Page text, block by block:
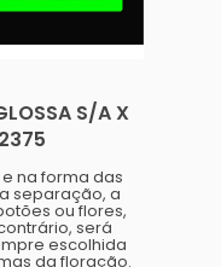
S/A X
na forma das
separação, a
ou flores,
será
escolhida
da floração.